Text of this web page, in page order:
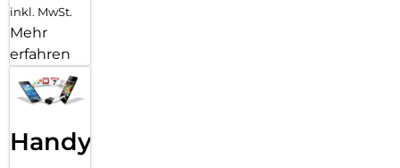
inkl. MwSt.
Mehr
erfahren
Handy